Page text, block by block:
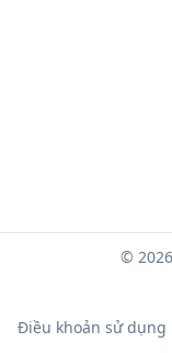
©
Điều khoản sử dụng